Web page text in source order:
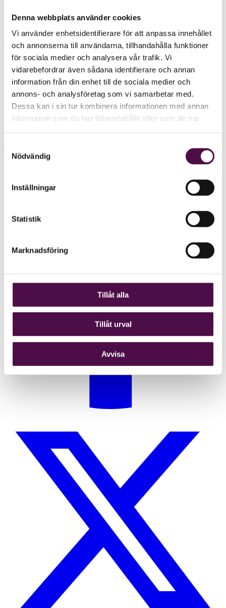
Denna webbplats använder cookies
Vi använder enhetsidentifierare för att anpassa innehållet
och annonserna till användarna, tillhandahålla funktioner
för sociala medier och analysera vår trafik. Vi
vidarebefordrar även sådana identifierare och annan
information från din enhet till de sociala medier och
annons- och analysföretag som vi samarbetar med.
Dessa kan i sin tur kombinera informationen med annan
information som du har tillhandahållit eller som de har
Nödvändig
Inställningar
Statistik
Marknadsföring
Tillåt alla
Tillåt urval
Avvisa
Annika Odelros, i dag riskchef på Riksbanken, tillträder i mars en
nyinrättad roll på Grant Thornton med ansvar för att utveckla, leda
och samordna kvalitets- och riskarbete, skriver GT i ett
pressmeddelande. Hon får titeln CGRECO – Chief Governance,
Risk, Ethics, Compliance Officer. Hon har tidigare erfarenhet från
ledande befattningar inom bank och från Finansinspektionen och
påbörjar sin nya tjänst 14 mars.
– För oss är detta en hållbarhetsfråga, att hela tiden anpassa oss till
omvärldens krav, nya förutsättningar och regelverk. Här kommer
Grant Thornton Sweden